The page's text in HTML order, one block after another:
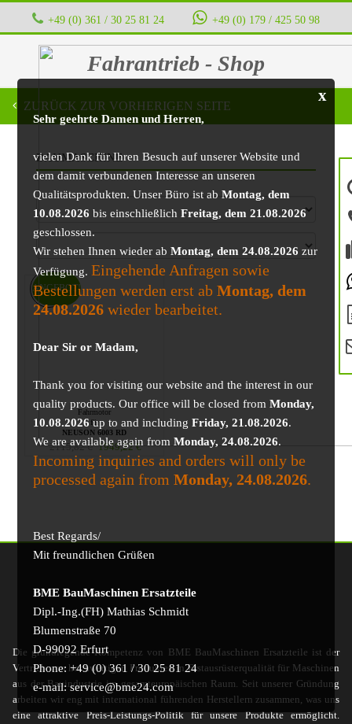
+49 (0) 361 / 30 25 81 24 ‭ ‭ ‭ ‭ +49 (0) 179 / 425 50 98
Fahrantrieb - Shop
x
Sehr geehrte Damen und Herren,
vielen Dank für Ihren Besuch auf unserer Website und
dem damit verbundenen Interesse an unseren
Qualitätsprodukten. Unser Büro ist abMontag, dem
10.08.2026 bis einschließlichFreitag, dem 21.08.2026
geschlossen.
Wir stehen Ihnen wieder abMontag, dem 24.08.2026 zur
Verfügung. Eingehende Anfragen sowie
Bestellungen werden erst abMontag, dem
24.08.2026 wieder bearbeitet.
Dear Sir or Madam,
Thank you for visiting our website and the interest in our
quality products. Our office will be closed fromMonday,
10.08.2026up to and includingFriday, 21.08.2026.
We are available again fromMonday, 24.08.2026.
Incoming inquiries and orders will only be
processed again fromMonday, 24.08.2026.
Best Regards/
Mit freundlichen Grüßen
BME BauMaschinen Ersatzteile
Dipl.-Ing.(FH) Mathias Schmidt
Blumenstraße 70
D-99092 Erfurt
Phone: +49 (0) 361 / 30 25 81 24
e-mail: service@bme24.com
ZURÜCK ZUR VORHERIGEN SEITE
BAUMASCHINE
Fahrmotor
für
NEUSON 6003 RD
2115,82€ 1949,22€
ANGEBOT!
Die grundlegende Kompetenz von BME BauMaschinen Ersatzteile ist der
Vertrieb von hochwertigen Produkten in Erstausrüsterqualität für Maschinen
aus der Bauindustrie im gesamteuropäischen Raum. Seit unserer Gründung
arbeiten wir eng mit international führenden Herstellern zusammen, was uns
eine attraktive Preis-Leistungs-Politik für unsere Produkte ermöglicht.